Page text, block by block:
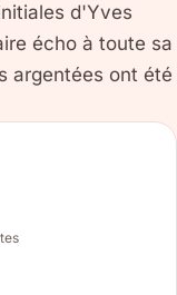
d'Yves
écho à toute sa
argentées ont été